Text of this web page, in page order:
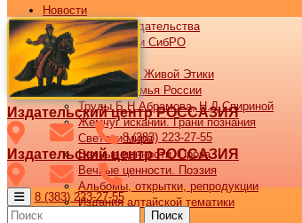
Новости
Новости издательства
Все новости СибРО
Наши книги
Библиотека Живой Этики
Великая семья России
Труды Б.Н.Абрамова, Н.Д.Спириной
Жемчуг исканий. Грани познания
Светочи мира
Вечные ценности. Проза
Вечные ценности. Поэзия
Альбомы, открытки, репродукции
Издания алтайской тематики
Издательский центр РОССАЗИЯ
8 (383) 223-27-55
Издательский центр РОССАЗИЯ
8 (383) 223-27-55
Поиск